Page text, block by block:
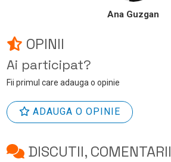
Ana Guzgan
OPINII
Ai participat?
Fii primul care adauga o opinie
ADAUGA O OPINIE
DISCUTII, COMENTARII